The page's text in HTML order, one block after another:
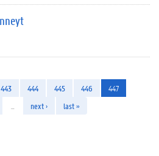
443 444 445 446
447
next › last »